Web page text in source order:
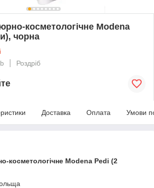
косметологічне Modena
чорна
Роздріб
Доставка Оплата Умови
косметологічне Modena Pedi (2